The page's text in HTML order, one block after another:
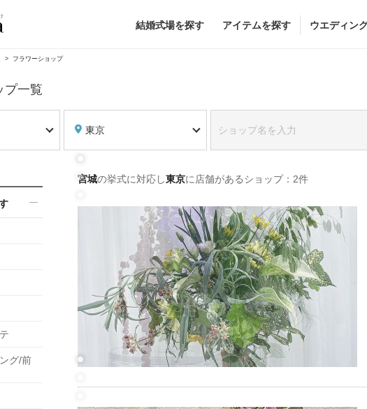
結婚式場を探す アイテムを探す
Dress
ウエディングドレス （メーカー直
（メーカー直送）
（メーカー直送）
すべてのアイテム
ドレスショップ一覧
会場装花
すべてのアイテム
フラワーショップ一覧
ヘア
ブ
ウエディン
フラワーショップ
プ一覧
東京
宮城の挙式に対応し東京に店舗があるショップ：2件
グ/前